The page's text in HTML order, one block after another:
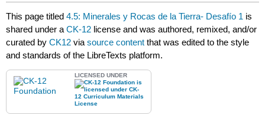
This page titled4.5: Minerales y Rocas de la Tierra- Desafío 1 is
shared under aCK-12 license and was authored, remixed, and/or
curated byCK12 viasource content that was edited to the style
and standards of the LibreTexts platform.
LICENSED UNDER